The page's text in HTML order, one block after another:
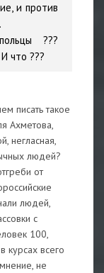
и против
???
что ???
писать такое
Ахметова,
негласная,
людей?
от
людей,
с
100,
курсах всего
не